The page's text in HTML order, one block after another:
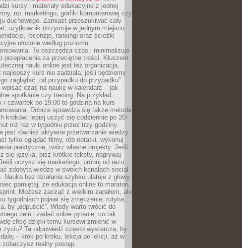
kursy i materiały edukacyjne z jednej
np. marketingu, grafiki komputerowej czy
duchowego. Zamiast przeszukiwać cały
użytkownik otrzymuje w jednym miejscu
recenzje, rankingi oraz ścieżki
ułożone według poziomu
To oszczędza czas i minimalizuje
przepłacenia za przeciętne treści. Kluczem
nauki online jest też organizacja.
najlepszy kurs nie zadziała, jeśli będziemy
zaglądać „od przypadku do przypadku”.
wpisać czas na naukę w kalendarz – jak
spotkanie czy trening. Na przykład:
i czwartek po 19:00 to godzina na kurs
Dobrze sprawdza się także metoda
kroków: lepiej uczyć się codziennie po 20–
niż raz w tygodniu przez trzy godziny.
jest również aktywne przetwarzanie wiedzy.
tylko oglądać filmy, rób notatki, wykonuj
praktyczne, twórz własne projekty. Jeśli
się języka, pisz krótkie teksty, nagrywaj
uczysz się marketingu, próbuj od razu
zdobytą wiedzę w swoich kanałach social
Nauka bez działania szybko ulatuje z głowy.
pamiętaj, że edukacja online to maraton,
Możesz zacząć z wielkim zapałem, ale
tygodniach pojawi się zmęczenie, rutyna,
by „odpuścić”. Wtedy warto wrócić do
celu i zadać sobie pytanie: co tak
chcę dzięki temu kursowi zmienić w
życiu? Ta odpowiedź często wystarcza, by
– krok po kroku, lekcja po lekcji, aż w
zobaczysz realny postęp.